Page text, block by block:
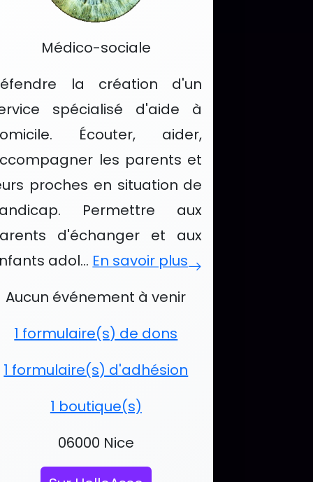
Catégorie :
Médico-sociale
la création d'un
spécialisé d'aide à
Écouter, aider,
les parents et
proches en situation de
Permettre aux
d'échanger et aux
adol... En savoir plus
Événements et services de Ma Place
Aucun événement à venir
1 formulaire(s) de dons
1 formulaire(s) d'adhésion
1 boutique(s)
Localisation :
06000 Nice